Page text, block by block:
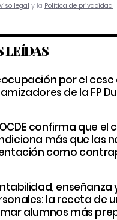
legal y la Política de privacidad
LEÍDAS
por el cese
de la FP
confirma que el
más que las
como
enseñanza
la receta de
alumnos más